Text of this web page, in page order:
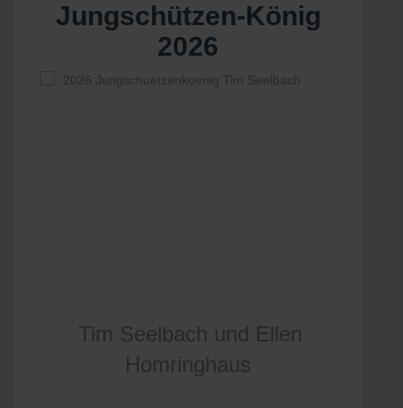
Jungschützen-König
2026
Tim Seelbach und Ellen
Homringhaus